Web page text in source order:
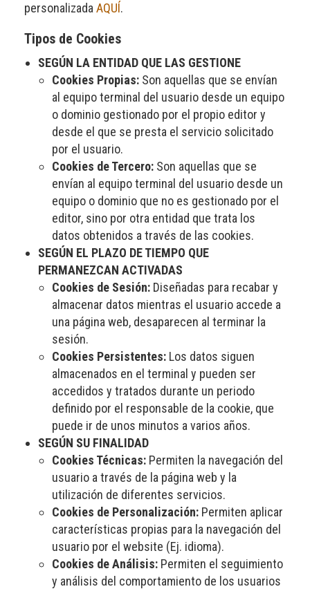
personalizada AQUÍ.
Tipos de Cookies
SEGÚN LA ENTIDAD QUE LAS GESTIONE
Cookies Propias: Son aquellas que se envían
al equipo terminal del usuario desde un equipo
o dominio gestionado por el propio editor y
desde el que se presta el servicio solicitado
por el usuario.
Cookies de Tercero: Son aquellas que se
envían al equipo terminal del usuario desde un
equipo o dominio que no es gestionado por el
editor, sino por otra entidad que trata los
datos obtenidos a través de las cookies.
SEGÚN EL PLAZO DE TIEMPO QUE
PERMANEZCAN ACTIVADAS
Cookies de Sesión: Diseñadas para recabar y
almacenar datos mientras el usuario accede a
una página web, desaparecen al terminar la
sesión.
Cookies Persistentes: Los datos siguen
almacenados en el terminal y pueden ser
accedidos y tratados durante un periodo
definido por el responsable de la cookie, que
puede ir de unos minutos a varios años.
SEGÚN SU FINALIDAD
Cookies Técnicas: Permiten la navegación del
usuario a través de la página web y la
utilización de diferentes servicios.
Cookies de Personalización: Permiten aplicar
características propias para la navegación del
usuario por el website (Ej. idioma).
Cookies de Análisis: Permiten el seguimiento
y análisis del comportamiento de los usuarios